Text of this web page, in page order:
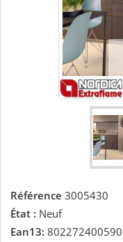
Référence 3005430
État : Neuf
Ean13: